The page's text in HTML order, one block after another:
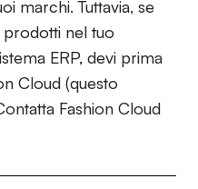
marchi. Tuttavia, se
prodotti nel tuo
ERP, devi prima
Cloud (questo
Fashion Cloud